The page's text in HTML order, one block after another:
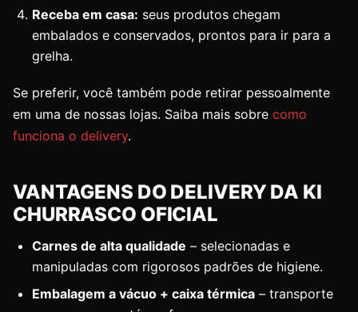
Receba em casa: seus produtos chegam
embalados e conservados, prontos para ir para a
grelha.
Se preferir, você também pode retirar pessoalmente
em uma de nossas lojas. Saiba mais sobre como
funciona o delivery.
VANTAGENS DO DELIVERY DA KI
CHURRASCO OFICIAL
Carnes de alta qualidade – selecionadas e
manipuladas com rigorosos padrões de higiene.
Embalagem a vácuo + caixa térmica – transporte